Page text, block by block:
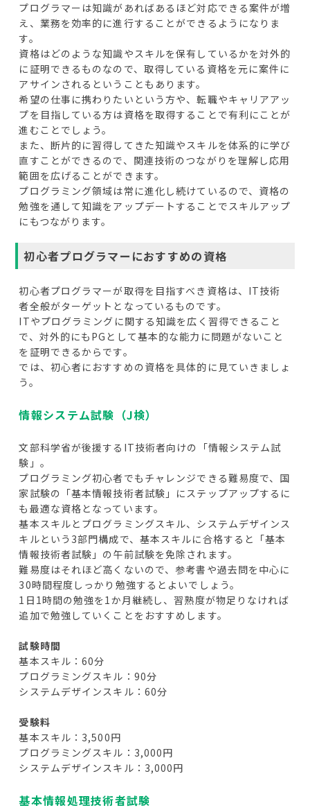
プログラマーは知識があればあるほど対応できる案件が増
え、業務を効率的に進行することができるようになりま
す。
資格はどのような知識やスキルを保有しているかを対外的
に証明できるものなので、取得している資格を元に案件に
アサインされるということもあります。
希望の仕事に携わりたいという方や、転職やキャリアアッ
プを目指している方は資格を取得することで有利にことが
進むことでしょう。
また、断片的に習得してきた知識やスキルを体系的に学び
直すことができるので、関連技術のつながりを理解し応用
範囲を広げることができます。
プログラミング領域は常に進化し続けているので、資格の
勉強を通して知識をアップデートすることでスキルアップ
にもつながります。
初心者プログラマーにおすすめの資格
初心者プログラマーが取得を目指すべき資格は、IT技術
者全般がターゲットとなっているものです。
ITやプログラミングに関する知識を広く習得できること
で、対外的にもPGとして基本的な能力に問題がないこと
を証明できるからです。
では、初心者におすすめの資格を具体的に見ていきましょ
う。
情報システム試験（J検）
文部科学省が後援するIT技術者向けの「情報システム試
験」。
プログラミング初心者でもチャレンジできる難易度で、国
家試験の「基本情報技術者試験」にステップアップするに
も最適な資格となっています。
基本スキルとプログラミングスキル、システムデザインス
キルという3部門構成で、基本スキルに合格すると「基本
情報技術者試験」の午前試験を免除されます。
難易度はそれほど高くないので、参考書や過去問を中心に
30時間程度しっかり勉強するとよいでしょう。
1日1時間の勉強を1か月継続し、習熟度が物足りなければ
追加で勉強していくことをおすすめします。
試験時間
基本スキル：60分
プログラミングスキル：90分
システムデザインスキル：60分
受験料
基本スキル：3,500円
プログラミングスキル：3,000円
システムデザインスキル：3,000円
基本情報処理技術者試験